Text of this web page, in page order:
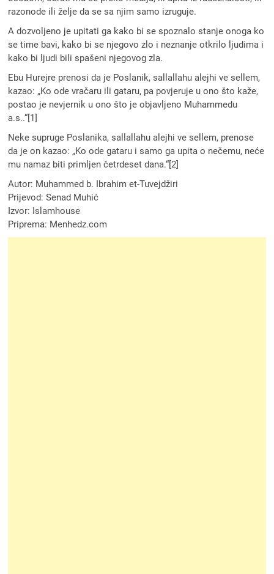
razonode ili želje da se sa njim samo izruguje.
A dozvoljeno je upitati ga kako bi se spoznalo stanje onoga ko
se time bavi, kako bi se njegovo zlo i neznanje otkrilo ljudima i
kako bi ljudi bili spašeni njegovog zla.
Ebu Hurejre prenosi da je Poslanik, sallallahu alejhi ve sellem,
kazao: „Ko ode vračaru ili gataru, pa povjeruje u ono što kaže,
postao je nevjernik u ono što je objavljeno Muhammedu
a.s..“[1]
Neke supruge Poslanika, sallallahu alejhi ve sellem, prenose
da je on kazao: „Ko ode gataru i samo ga upita o nečemu, neće
mu namaz biti primljen četrdeset dana.“[2]
Autor: Muhammed b. Ibrahim et-Tuvejdžiri
Prijevod: Senad Muhić
Izvor: Islamhouse
Priprema: Menhedz.com